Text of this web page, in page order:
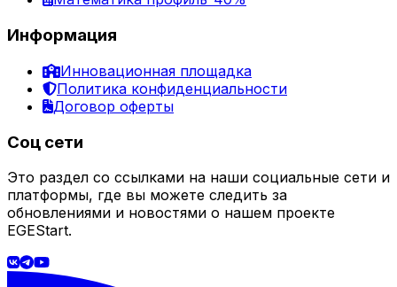
Информация
Инновационная площадка
Политика конфиденциальности
Договор оферты
Соц сети
Это раздел со ссылками на наши социальные сети и
платформы, где вы можете следить за
обновлениями и новостями о нашем проекте
EGEStart.